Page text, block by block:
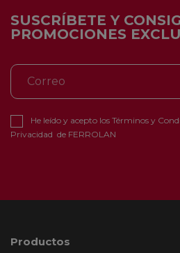
SUSCRÍBETE Y
PROMOCIONES
He leído y acepto los Términos y
Privacidad de FERROLAN
Productos